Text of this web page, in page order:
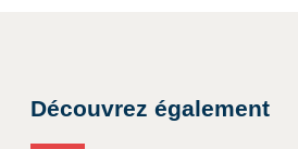
Découvrez également